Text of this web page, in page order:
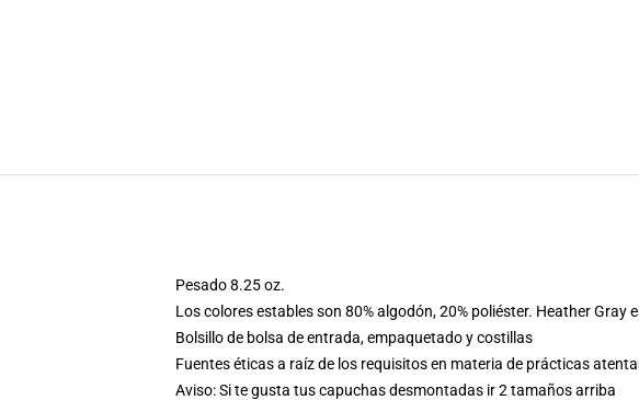
Pesado 8.25 oz.
Los colores estables son 80% algodón, 20% poliéster. Heather Gray
Bolsillo de bolsa de entrada, empaquetado y costillas
Fuentes éticas a raíz de los requisitos en materia de prácticas
Aviso: Si te gusta tus capuchas desmontadas ir 2 tamaños arriba